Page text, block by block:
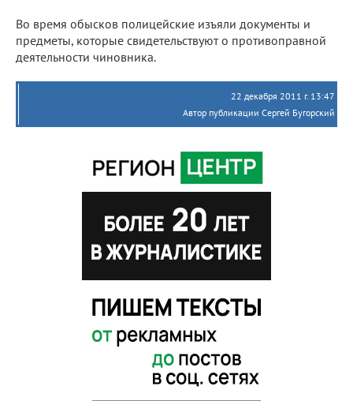
Во время обысков полицейские изъяли документы и
предметы, которые свидетельствуют о противоправной
деятельности чиновника.
22 декабря 2011 г. 13:47
Автор публикации Сергей Бугорский